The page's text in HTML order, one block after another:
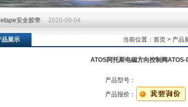
安全胶带 2020-09-04
安全胶带 2020-09-04
安全胶带
品展示 当前位置： 首页 > 产品
ATOS阿托斯电磁方向控制阀
产品型号：
产品报价：